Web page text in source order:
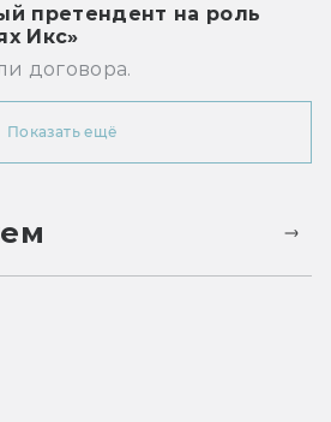
претендент на роль
Икс»
договора.
Показать ещё